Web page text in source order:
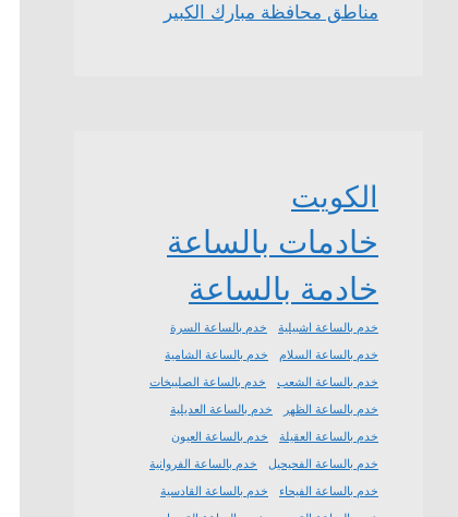
مناطق محافظة مبارك الكبير
الكويت
خادمات بالساعة
خادمة بالساعة
خدم بالساعة اشبيلية
خدم بالساعة السرة
خدم بالساعة السلام
خدم بالساعة الشامية
خدم بالساعة الشعب
خدم بالساعة الصليبخات
خدم بالساعة الظهر
خدم بالساعة العديلية
خدم بالساعة العقيلة
خدم بالساعة العيون
خدم بالساعة الفحيحيل
خدم بالساعة الفروانية
خدم بالساعة الفيحاء
خدم بالساعة القادسية